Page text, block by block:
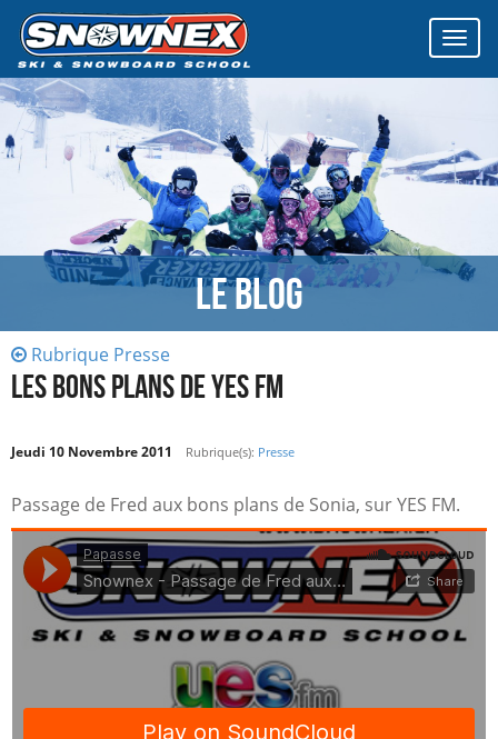
Le Blog
Rubrique Presse
LES BONS PLANS DE YES FM
Jeudi 10 Novembre 2011 Rubrique(s): Presse
Passage de Fred aux bons plans de Sonia, sur YES FM.